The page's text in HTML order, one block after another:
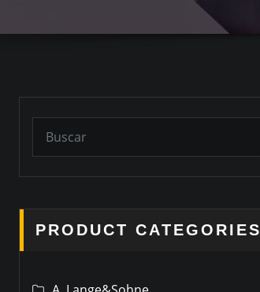
PRODUCT CATEGORIES